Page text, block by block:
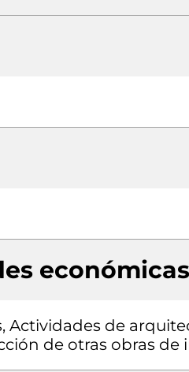
Actividades de
de otras obras de